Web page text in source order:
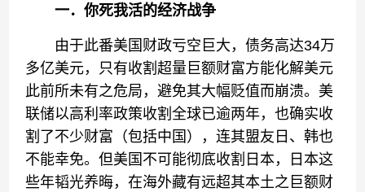
一．你死我活的经济战争
由于此番美国财政亏空巨大，债务高达34万
多亿美元，只有收割超量巨额财富方能化解美元
此前所未有之危局，避免其大幅贬值而崩溃。美
联储以高利率政策收割全球已逾两年，也确实收
割了不少财富（包括中国），连其盟友日、韩也
不能幸免。但美国不可能彻底收割日本，日本这
些年韬光养晦，在海外藏有远超其本土之巨额财